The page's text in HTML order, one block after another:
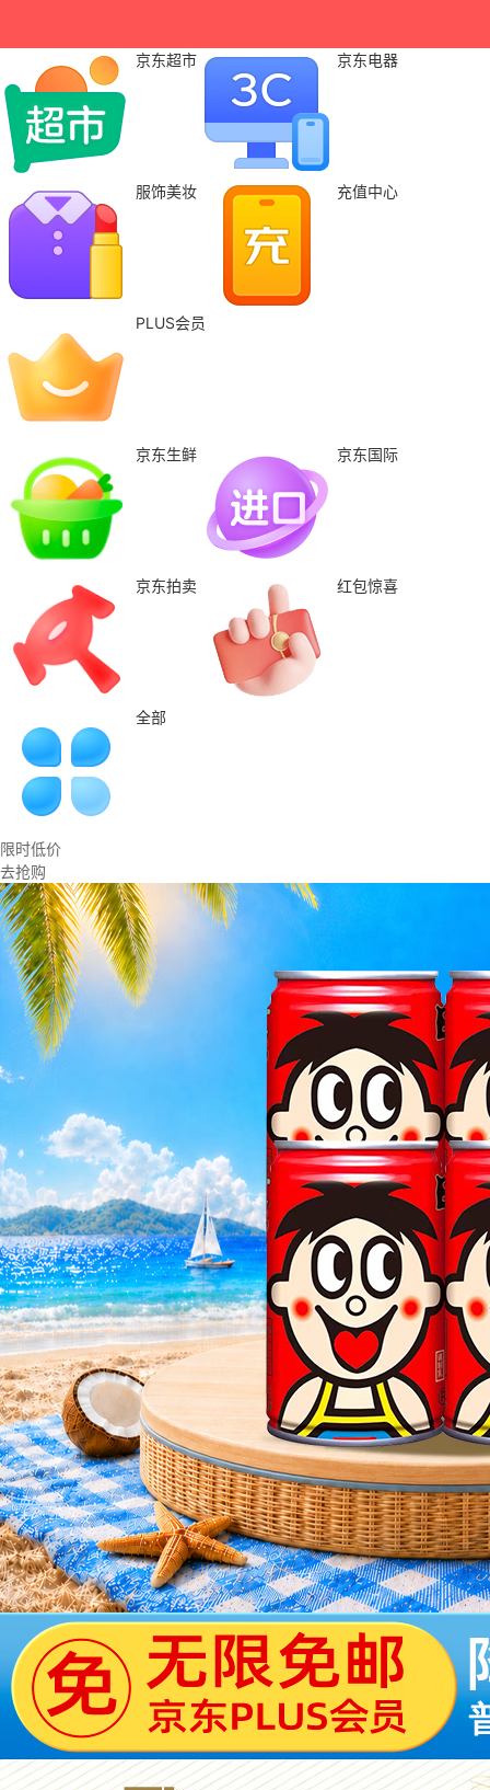
京东超市 京东电器
服饰美妆 充值中心
PLUS会员
京东生鲜 京东国际
京东拍卖 红包惊喜
全部
限时低价
去抢购